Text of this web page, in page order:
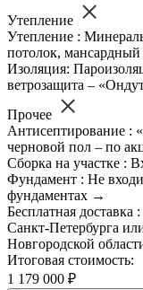
Утепление
Утепление :
потолок, мансардный
Изоляция:
ветрозащита –
Прочее
Антисептирование :
черновой пол – по
Сборка на участке :
Фундамент : Не
фундаментах →
Бесплатная
Санкт-Петербурга
Новгородской
Итоговая стоимость:
1 179 000 ₽